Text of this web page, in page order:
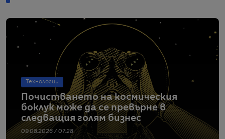
Технологии
Почистването на космическия
боклук може да се превърне в
следващия голям бизнес
09.08.2026 / 07:28